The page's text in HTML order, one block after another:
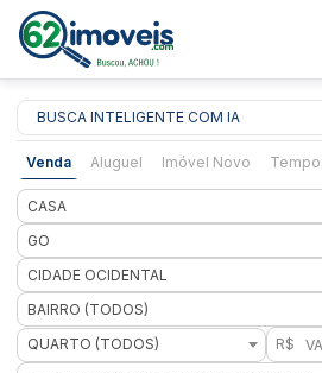
BUSCA INTELIGENTE COM IA
Venda Aluguel Imóvel Novo
CASA
GO
CIDADE OCIDENTAL
BAIRRO (TODOS)
QUARTO (TODOS)
R$